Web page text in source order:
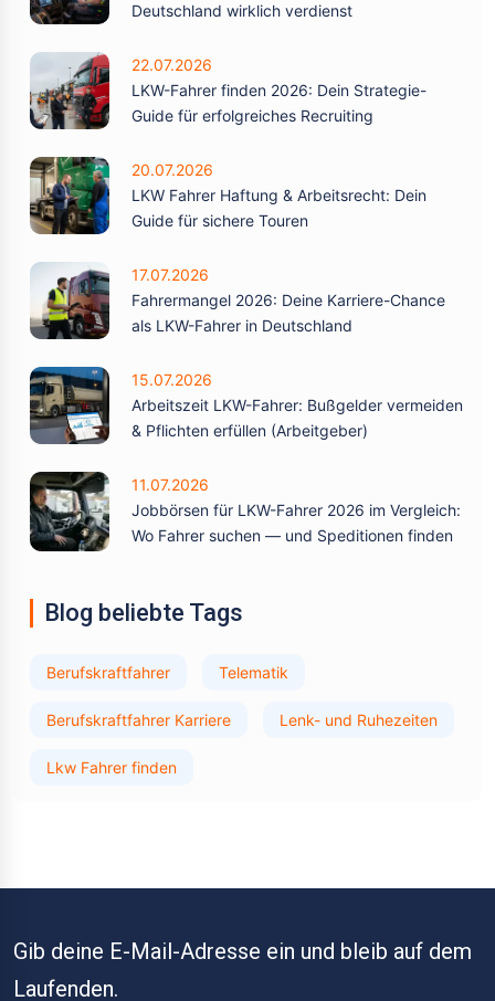
Deutschland wirklich verdienst
22.07.2026
LKW-Fahrer finden 2026: Dein Strategie-
Guide für erfolgreiches Recruiting
20.07.2026
LKW Fahrer Haftung & Arbeitsrecht: Dein
Guide für sichere Touren
17.07.2026
Fahrermangel 2026: Deine Karriere-Chance
als LKW-Fahrer in Deutschland
15.07.2026
Arbeitszeit LKW-Fahrer: Bußgelder vermeiden
& Pflichten erfüllen (Arbeitgeber)
11.07.2026
Jobbörsen für LKW-Fahrer 2026 im Vergleich:
Wo Fahrer suchen — und Speditionen finden
Blog beliebte Tags
Berufskraftfahrer Telematik
Berufskraftfahrer Karriere Lenk- und Ruhezeiten
Lkw Fahrer finden
Gib deine E-Mail-Adresse ein und bleib auf dem
Laufenden.